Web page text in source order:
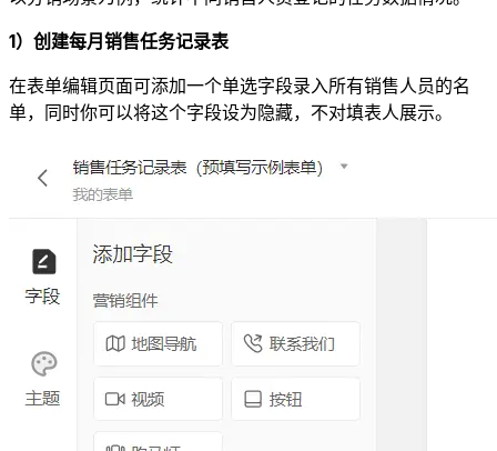
1）创建每月销售任务记录表
在表单编辑页面可添加一个单选字段录入所有销售人员的名
单，同时你可以将这个字段设为隐藏，不对填表人展示。